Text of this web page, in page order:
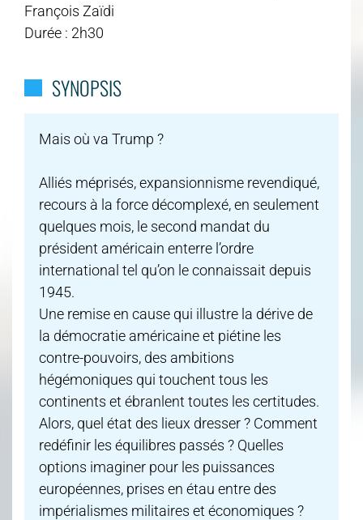
François Zaïdi
Durée : 2h30
SYNOPSIS
Mais où va Trump ?
Alliés méprisés, expansionnisme revendiqué,
recours à la force décomplexé, en seulement
quelques mois, le second mandat du
président américain enterre l’ordre
international tel qu’on le connaissait depuis
1945.
Une remise en cause qui illustre la dérive de
la démocratie américaine et piétine les
contre-pouvoirs, des ambitions
hégémoniques qui touchent tous les
continents et ébranlent toutes les certitudes.
Alors, quel état des lieux dresser ? Comment
redéfinir les équilibres passés ? Quelles
options imaginer pour les puissances
européennes, prises en étau entre des
impérialismes militaires et économiques ?